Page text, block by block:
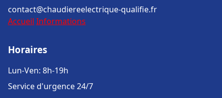
contact@chaudiereelectrique-qualifie.fr
Accueil Informations
Horaires
Lun-Ven: 8h-19h
Service d'urgence 24/7